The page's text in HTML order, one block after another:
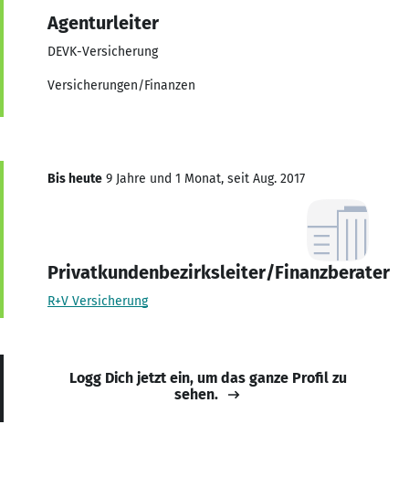
Agenturleiter
DEVK-Versicherung
Versicherungen/Finanzen
Bis heute 9 Jahre und 1 Monat, seit Aug. 2017
Privatkundenbezirksleiter/Finanzberater
R+V Versicherung
Logg Dich jetzt ein, um das ganze Profil zu
sehen.